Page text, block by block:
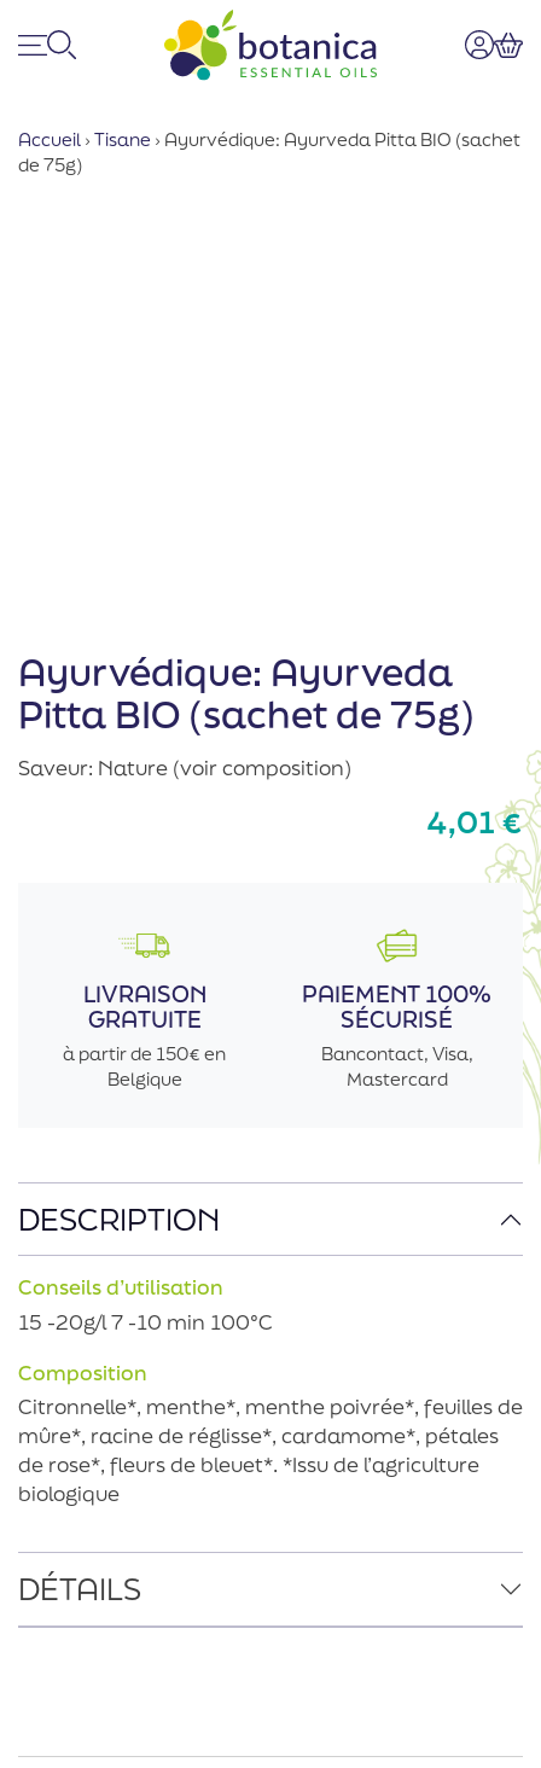
Accueil › Tisane › Ayurvédique: Ayurveda Pitta BIO (sachet
de 75g)
Ayurvédique: Ayurveda
Pitta BIO (sachet de 75g)
Saveur: Nature (voir composition)
4,01€
DESCRIPTION
Conseils d’utilisation
15 -20g/l 7 -10 min 100°C
Composition
Citronnelle*, menthe*, menthe poivrée*, feuilles de
mûre*, racine de réglisse*, cardamome*, pétales
de rose*, fleurs de bleuet*. *Issu de l’agriculture
biologique
DÉTAILS
LIVRAISON
GRATUITE
à partir de 150€ en
Belgique
PAIEMENT 100%
SÉCURISÉ
Bancontact, Visa,
Mastercard